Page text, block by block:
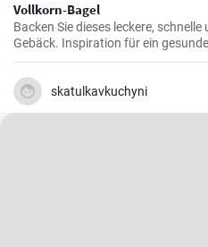
Vollkorn-Bagel
Backen Sie dieses leckere,
Gebäck. Inspiration für ein
man nie genug haben.
skatulkavkuchyni